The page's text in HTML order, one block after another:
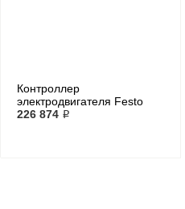
Контроллер
электродвигателя Festo
CMMP-AS-C5-3A-M3
226 874 ₽